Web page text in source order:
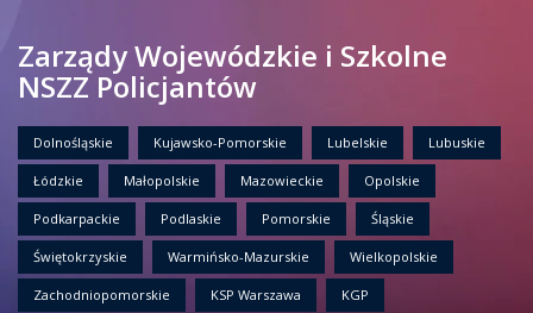
Zarządy Wojewódzkie i Szkolne
NSZZ Policjantów
Dolnośląskie Kujawsko-Pomorskie Lubelskie Lubuskie
Łódzkie Małopolskie Mazowieckie Opolskie
Podkarpackie Podlaskie Pomorskie Śląskie
Świętokrzyskie Warmińsko-Mazurskie Wielkopolskie
Zachodniopomorskie KSP Warszawa KGP